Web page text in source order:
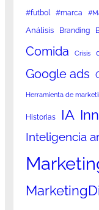
#futbol #marca
Análisis Branding
Comida Crisis
Google ads
Herramienta de
Historias IA
Inteligencia